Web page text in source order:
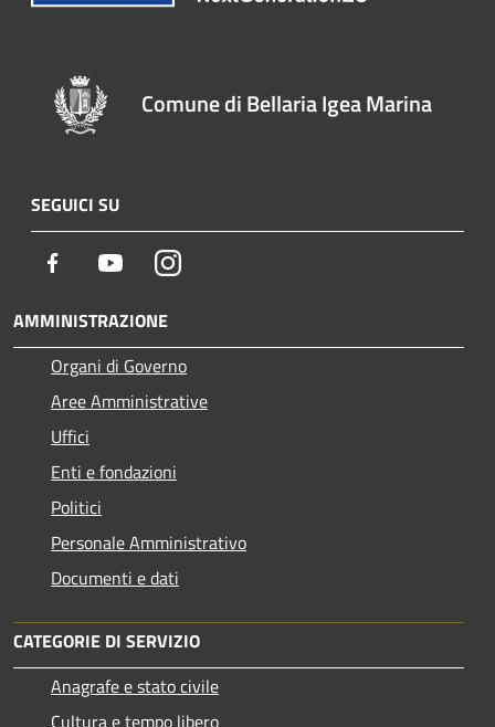
Comune di Bellaria Igea Marina
SEGUICI SU
Facebook YoutubeInstagram
AMMINISTRAZIONE
Organi di Governo
Aree Amministrative
Uffici
Enti e fondazioni
Politici
Personale Amministrativo
Documenti e dati
CATEGORIE DI SERVIZIO
Anagrafe e stato civile
Cultura e tempo libero